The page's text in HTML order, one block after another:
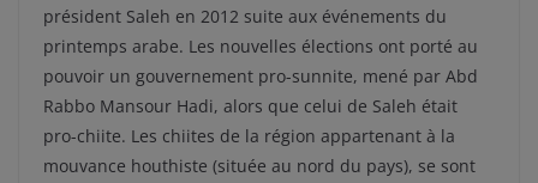
président Saleh en 2012 suite aux événements du
printemps arabe. Les nouvelles élections ont porté au
pouvoir un gouvernement pro-sunnite, mené par Abd
Rabbo Mansour Hadi, alors que celui de Saleh était
pro-chiite. Les chiites de la région appartenant à la
mouvance houthiste (située au nord du pays), se sont